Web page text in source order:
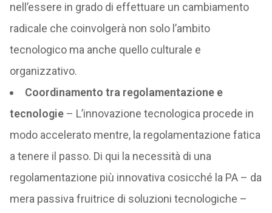
nell’essere in grado di effettuare un cambiamento
radicale che coinvolgerà non solo l’ambito
tecnologico ma anche quello culturale e
organizzativo.
Coordinamento tra regolamentazione e
tecnologie– L’innovazione tecnologica procede in
modo accelerato mentre, la regolamentazione fatica
a tenere il passo. Di qui la necessità di una
regolamentazione più innovativa cosicché la PA – da
mera passiva fruitrice di soluzioni tecnologiche –